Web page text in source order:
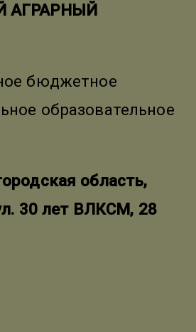
АГРАРНЫЙ
бюджетное
образовательное
область,
30 лет ВЛКСМ, 28